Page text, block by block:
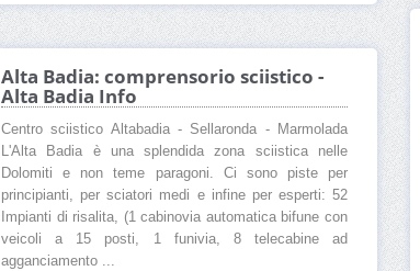
Alta Badia: comprensorio sciistico -
Alta Badia Info
Centro sciistico Altabadia - Sellaronda - Marmolada
L'Alta Badia è una splendida zona sciistica nelle
Dolomiti e non teme paragoni. Ci sono piste per
principianti, per sciatori medi e infine per esperti: 52
Impianti di risalita, (1 cabinovia automatica bifune con
veicoli a 15 posti, 1 funivia, 8 telecabine ad
agganciamento ...